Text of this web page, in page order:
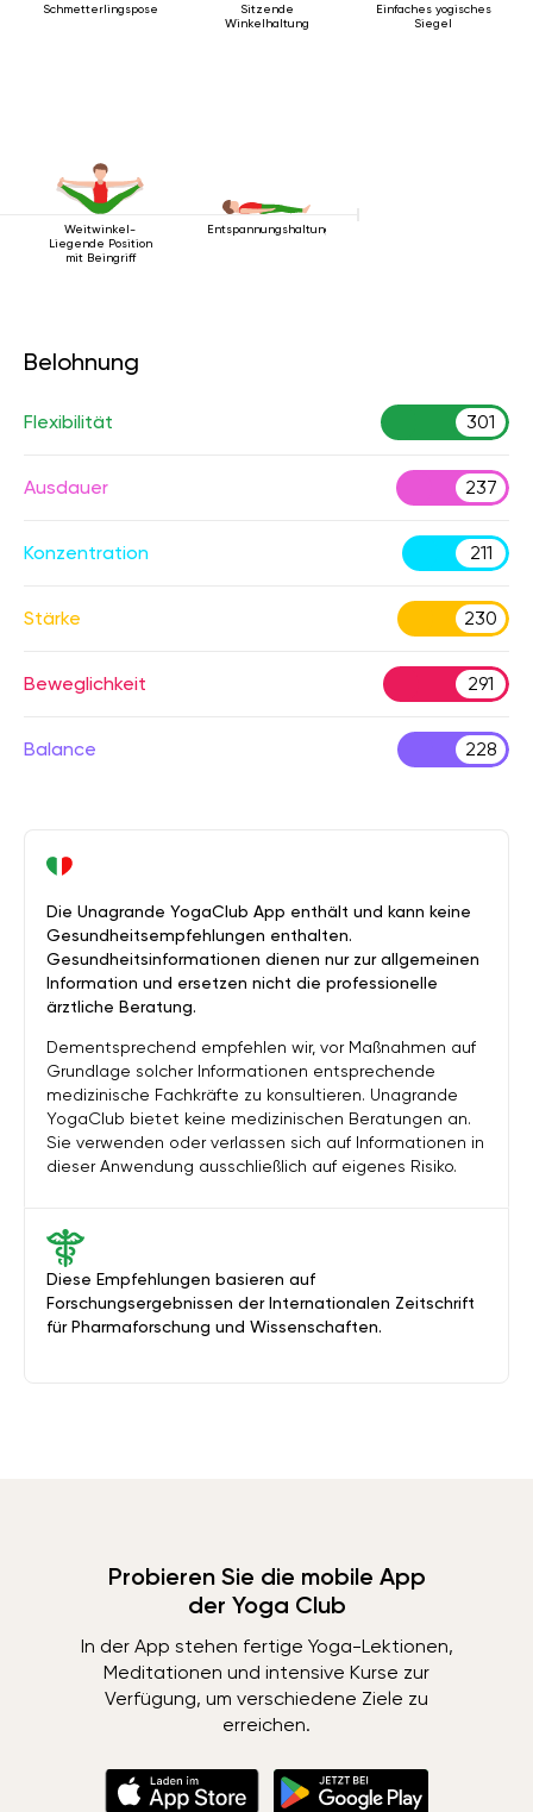
Schmetterlingspose
Sitzende
Winkelhaltung
Einfaches yogisches
Siegel
Weitwinkel-
Liegende Position
mit Beingriff
Entspannungshaltung
Belohnung
Flexibilität 301
Ausdauer 237
Konzentration 211
Stärke 230
Beweglichkeit 291
Balance 228
Diese Empfehlungen basieren auf
Forschungsergebnissen der Internationalen Zeitschrift
für Pharmaforschung und Wissenschaften.
Die Unagrande YogaClub App enthält und kann keine
Gesundheitsempfehlungen enthalten.
Gesundheitsinformationen dienen nur zur allgemeinen
Information und ersetzen nicht die professionelle
ärztliche Beratung.
Dementsprechend empfehlen wir, vor Maßnahmen auf
Grundlage solcher Informationen entsprechende
medizinische Fachkräfte zu konsultieren. Unagrande
YogaClub bietet keine medizinischen Beratungen an.
Sie verwenden oder verlassen sich auf Informationen in
dieser Anwendung ausschließlich auf eigenes Risiko.
Probieren Sie die mobile App
der Yoga Club
In der App stehen fertige Yoga-Lektionen,
Meditationen und intensive Kurse zur
Verfügung, um verschiedene Ziele zu
erreichen.